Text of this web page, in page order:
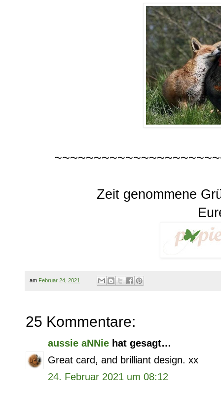
Zeit genommene
am Februar 24, 2021
25 Kommentare:
aussie aNNie hat gesagt…
Great card, and brilliant design. xx
24. Februar 2021 um 08:12